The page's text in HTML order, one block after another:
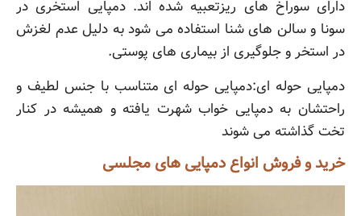
دارای سوراخ های ریزتعبیه شده اند. دمپایی استخری در
سونا و سالن های شنا استفاده می شود به دلیل عدم لغزش
در استخر و جلوگیری از بیماری های پوستی.
دمپایی حوله ای:دمپایی حوله ای متناسب با جنس لطیف و
راحتشان به دمپایی خواب شهرت یافته و همیشه در کنار
تخت گذاشته می شوند
خرید و فروش انواع دمپایی های مجلسی